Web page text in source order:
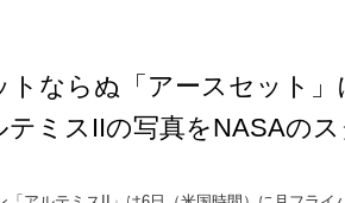
トならぬ「アースセット」
ミスIIの写真をNASAのス